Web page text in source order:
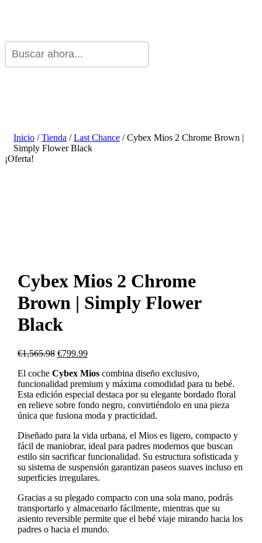
Inicio /Tienda /Last Chance / Cybex Mios 2 Chrome Brown |
Simply Flower Black
¡Oferta!
Cybex Mios 2 Chrome
Brown | Simply Flower
Black
€1,565.98 €799.99
El coche Cybex Mioscombina diseño exclusivo,
funcionalidad premium y máxima comodidad para tu bebé.
Esta edición especial destaca por su elegante bordado floral
en relieve sobre fondo negro, convirtiéndolo en una pieza
única que fusiona moda y practicidad.
Diseñado para la vida urbana, el Mios es ligero, compacto y
fácil de maniobrar, ideal para padres modernos que buscan
estilo sin sacrificar funcionalidad. Su estructura sofisticada y
su sistema de suspensión garantizan paseos suaves incluso en
superficies irregulares.
Gracias a su plegado compacto con una sola mano, podrás
transportarlo y almacenarlo fácilmente, mientras que su
asiento reversible permite que el bebé viaje mirando hacia los
padres o hacia el mundo.